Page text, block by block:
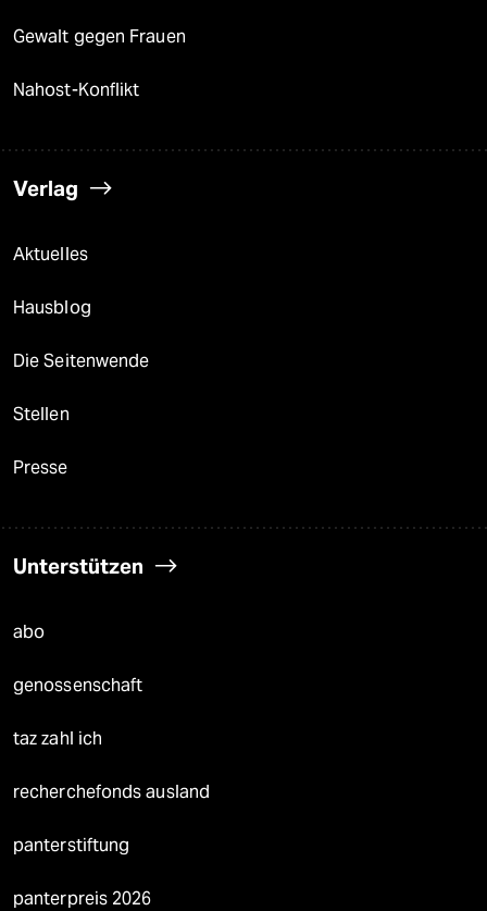
Gewalt gegen Frauen
Nahost-Konflikt
Verlag
Aktuelles
Hausblog
Die Seitenwende
Stellen
Presse
Unterstützen
abo
genossenschaft
taz zahl ich
recherchefonds ausland
panterstiftung
panterpreis 2026